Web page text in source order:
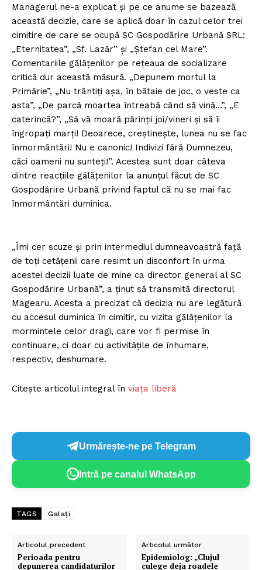
Managerul ne-a explicat și pe ce anume se bazează
această decizie, care se aplică doar în cazul celor trei
cimitire de care se ocupă SC Gospodărire Urbană SRL:
„Eternitatea”, „Sf. Lazăr” și „Ştefan cel Mare”.
Comentariile gălățenilor pe reţeaua de socializare
critică dur această măsură. „Depunem mortul la
Primărie”, „Nu trântiți așa, în bătaie de joc, o veste ca
asta”, „De parcă moartea întreabă când să vină…”, „E
caterincă?”, „Să vă moară părinții joi/vineri și să îi
îngropați marți! Deoarece, creștinește, lunea nu se fac
înmormântări! Nu e canonic! Indivizi fără Dumnezeu,
căci oameni nu sunteți!”. Acestea sunt doar câteva
dintre reacțiile gălățenilor la anunțul făcut de SC
Gospodărire Urbană privind faptul că nu se mai fac
înmormântări duminica.
„Îmi cer scuze și prin intermediul dumneavoastră față
de toți cetățenii care resimt un disconfort în urma
acestei decizii luate de mine ca director general al SC
Gospodărire Urbană”, a ținut să transmită directorul
Magearu. Acesta a precizat că decizia nu are legătură
cu accesul duminica în cimitir, cu vizita gălățenilor la
mormintele celor dragi, care vor fi permise în
continuare, ci doar cu activităţile de înhumare,
respectiv, deshumare.
Citește articolul integral în viața liberă
Urmărește-ne pe Telegram
Intră pe canalul WhatsApp
TAGS Galați
Articolul precedent
Perioada pentru
depunerea candidaturilor
Articolul următor
Epidemiolog: „Clujul
culege deja roadele